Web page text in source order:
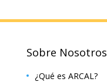
Sobre Nosotros
¿Qué es ARCAL?